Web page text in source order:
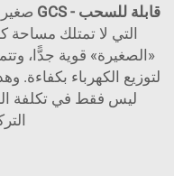
قابلة للسحب - GCS
التي لا تمتلك مساحة
«الصغيرة» قوية جدًّا،
لتوزيع الكهرباء بكفاءة.
ليس فقط في تكلفة